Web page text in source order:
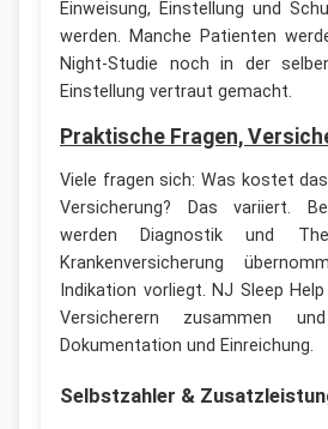
Einweisung, Einstellung und
werden. Manche Patienten
Night-Studie noch in der
Einstellung vertraut gemacht.
Praktische Fragen,
Viele fragen sich: Was kostet
Versicherung? Das variiert.
werden Diagnostik und
Krankenversicherung
Indikation vorliegt. NJ Sleep
Versicherern zusammen
Dokumentation und Einreichung.
Selbstzahler &